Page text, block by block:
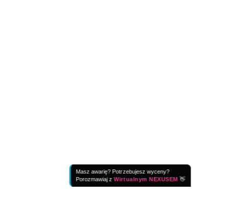
Masz awarię? Potrzebujesz wyceny?
Porozmawiaj zWirtualnym NEXUSEM 👋